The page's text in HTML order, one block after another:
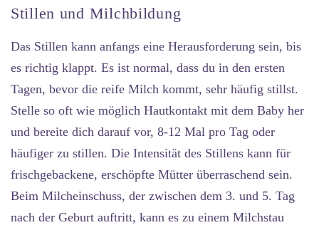
Stillen und Milchbildung
Das Stillen kann anfangs eine Herausforderung sein, bis
es richtig klappt. Es ist normal, dass du in den ersten
Tagen, bevor die reife Milch kommt, sehr häufig stillst.
Stelle so oft wie möglich Hautkontakt mit dem Baby her
und bereite dich darauf vor, 8-12 Mal pro Tag oder
häufiger zu stillen. Die Intensität des Stillens kann für
frischgebackene, erschöpfte Mütter überraschend sein.
Beim Milcheinschuss, der zwischen dem 3. und 5. Tag
nach der Geburt auftritt, kann es zu einem Milchstau